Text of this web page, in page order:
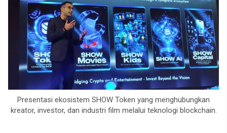
Presentasi ekosistem SHOW Token yang menghubungkan
kreator, investor, dan industri film melalui teknologi blockchain.